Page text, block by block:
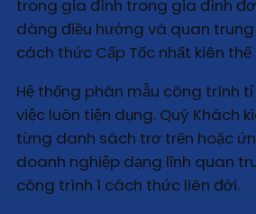
trong gia đình trong gia đình
dàng điều hướng và quan
cách thức Cấp Tốc nhất kiên
Hệ thống phân mẫu công trình
việc luôn tiện dụng. Quý Khách
từng danh sách trơ trẽn hoặc
doanh nghiệp dạng lĩnh quan
công trình 1 cách thức liên đới.